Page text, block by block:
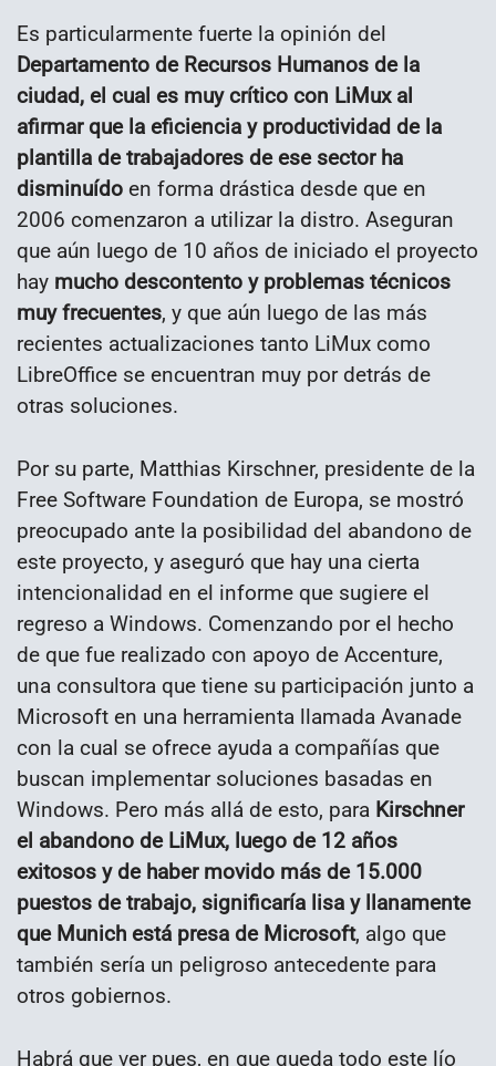
Es particularmente fuerte la opinión del
Departamento de Recursos Humanos de la
ciudad, el cual es muy crítico con LiMux al
afirmar que la eficiencia y productividad de la
plantilla de trabajadores de ese sector ha
disminuído en forma drástica desde que en
2006 comenzaron a utilizar la distro. Aseguran
que aún luego de 10 años de iniciado el proyecto
hay mucho descontento y problemas técnicos
muy frecuentes, y que aún luego de las más
recientes actualizaciones tanto LiMux como
LibreOffice se encuentran muy por detrás de
otras soluciones.
Por su parte, Matthias Kirschner, presidente de la
Free Software Foundation de Europa, se mostró
preocupado ante la posibilidad del abandono de
este proyecto, y aseguró que hay una cierta
intencionalidad en el informe que sugiere el
regreso a Windows. Comenzando por el hecho
de que fue realizado con apoyo de Accenture,
una consultora que tiene su participación junto a
Microsoft en una herramienta llamada Avanade
con la cual se ofrece ayuda a compañías que
buscan implementar soluciones basadas en
Windows. Pero más allá de esto, para Kirschner
el abandono de LiMux, luego de 12 años
exitosos y de haber movido más de 15.000
puestos de trabajo, significaría lisa y llanamente
que Munich está presa de Microsoft, algo que
también sería un peligroso antecedente para
otros gobiernos.
Habrá que ver pues, en que queda todo este lío